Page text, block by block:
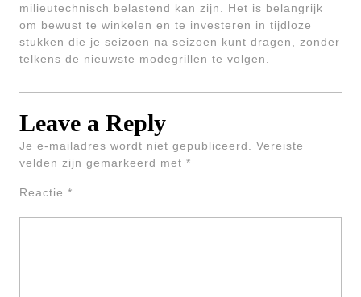
milieutechnisch belastend kan zijn. Het is belangrijk
om bewust te winkelen en te investeren in tijdloze
stukken die je seizoen na seizoen kunt dragen, zonder
telkens de nieuwste modegrillen te volgen.
Leave a Reply
Je e-mailadres wordt niet gepubliceerd.
Vereiste
velden zijn gemarkeerd met *
Reactie *